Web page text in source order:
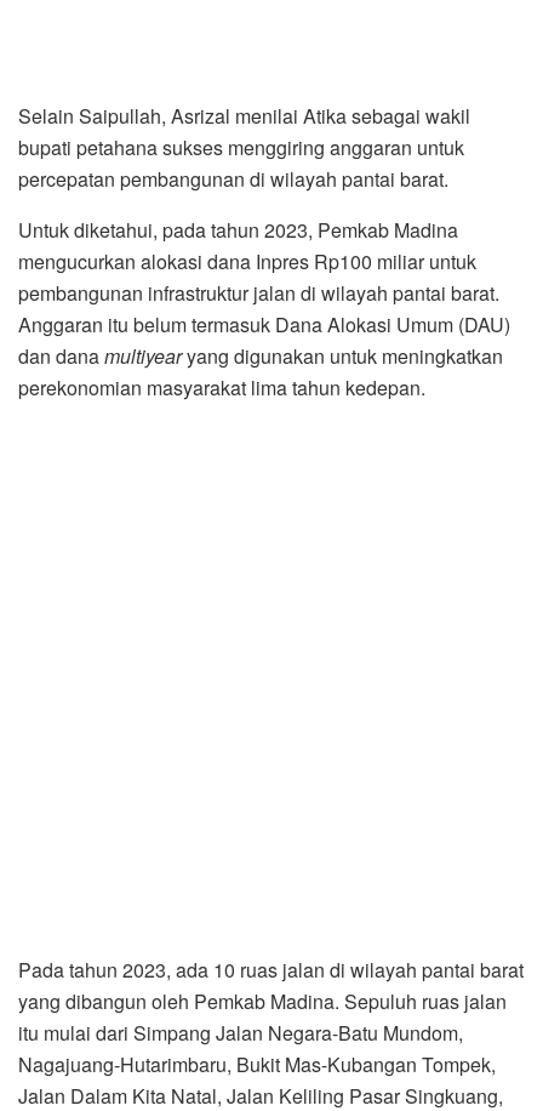
Selain Saipullah, Asrizal menilai Atika sebagai wakil
bupati petahana sukses menggiring anggaran untuk
percepatan pembangunan di wilayah pantai barat.
Untuk diketahui, pada tahun 2023, Pemkab Madina
mengucurkan alokasi dana Inpres Rp100 miliar untuk
pembangunan infrastruktur jalan di wilayah pantai barat.
Anggaran itu belum termasuk Dana Alokasi Umum (DAU)
dan danamultiyearyang digunakan untuk meningkatkan
perekonomian masyarakat lima tahun kedepan.
Pada tahun 2023, ada 10 ruas jalan di wilayah pantai barat
yang dibangun oleh Pemkab Madina. Sepuluh ruas jalan
itu mulai dari Simpang Jalan Negara-Batu Mundom,
Nagajuang-Hutarimbaru, Bukit Mas-Kubangan Tompek,
Jalan Dalam Kita Natal, Jalan Keliling Pasar Singkuang,